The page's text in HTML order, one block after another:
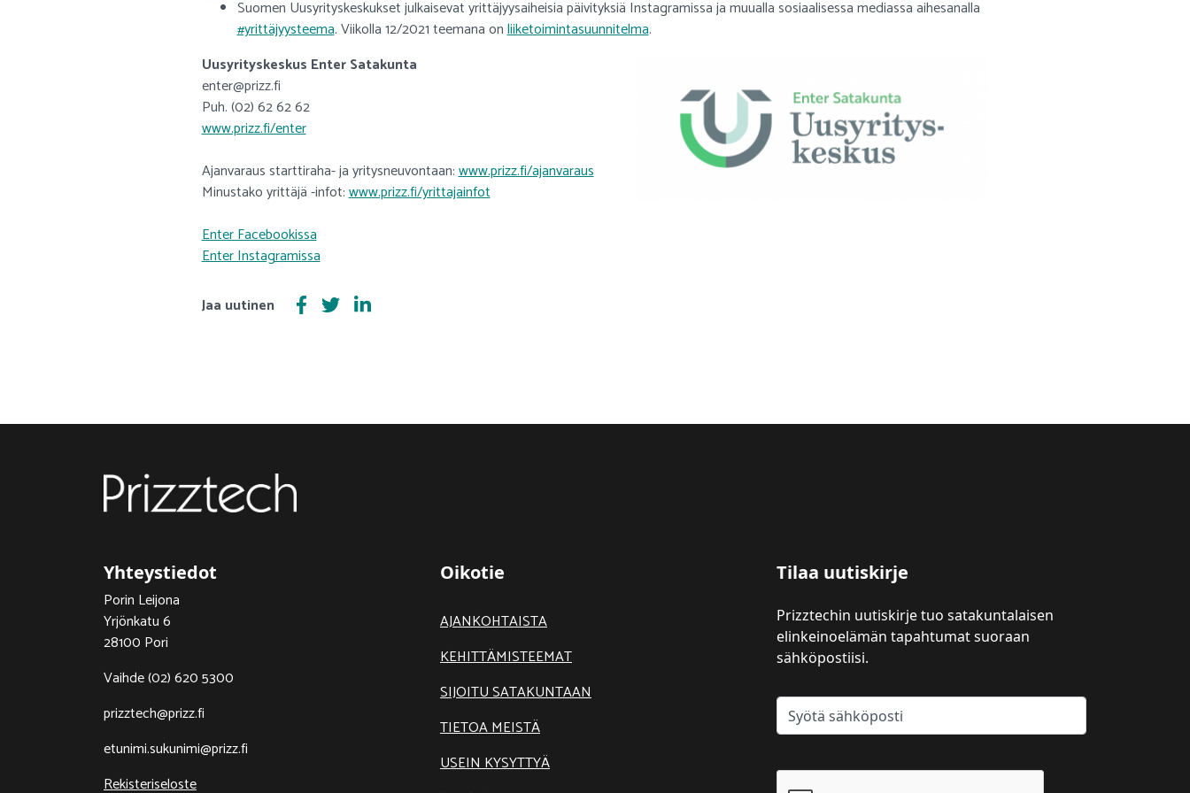
Suomen Uusyrityskeskukset julkaisevat yrittäjyysaiheisia päivityksiä Instagramissa ja muualla sosiaalisessa mediassa aihesanalla
#yrittäjyysteema. Viikolla 12/2021 teemana onliiketoimintasuunnitelma.
Uusyrityskeskus Enter Satakunta
enter@prizz.fi
Puh. (02) 62 62 62
www.prizz.fi/enter
Ajanvaraus starttiraha- ja yritysneuvontaan:www.prizz.fi/ajanvaraus
Minustako yrittäjä -infot:www.prizz.fi/yrittajainfot
Enter Facebookissa
Enter Instagramissa
Jaa uutinen
Yhteystiedot
Porin Leijona
Yrjönkatu 6
28100 Pori
Vaihde (02) 620 5300
prizztech@prizz.fi
etunimi.sukunimi@prizz.fi
Rekisteriseloste
Oikotie
AJANKOHTAISTA
KEHITTÄMISTEEMAT
SIJOITU SATAKUNTAAN
TIETOA MEISTÄ
USEIN KYSYTTYÄ
Tilaa uutiskirje
Prizztechin uutiskirje tuo satakuntalaisen
elinkeinoelämän tapahtumat suoraan
sähköpostiisi.